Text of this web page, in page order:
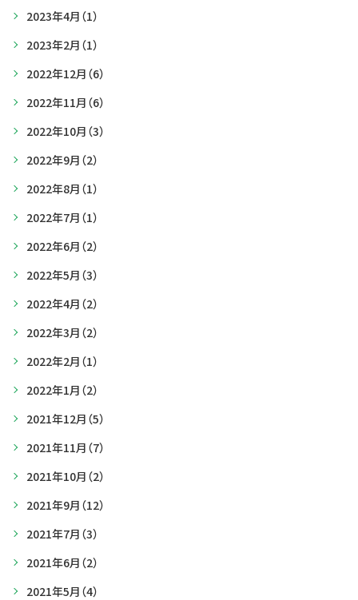
2023年4月 （1）
2023年2月 （1）
2022年12月 （6）
2022年11月 （6）
2022年10月 （3）
2022年9月 （2）
2022年8月 （1）
2022年7月 （1）
2022年6月 （2）
2022年5月 （3）
2022年4月 （2）
2022年3月 （2）
2022年2月 （1）
2022年1月 （2）
2021年12月 （5）
2021年11月 （7）
2021年10月 （2）
2021年9月 （12）
2021年7月 （3）
2021年6月 （2）
2021年5月 （4）